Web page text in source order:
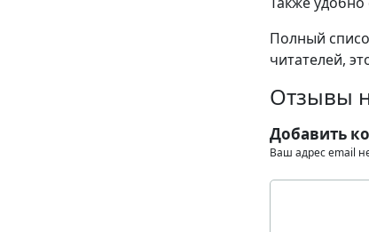
Полный
читателей,
Отзывы
Добавить
Ваш адрес email